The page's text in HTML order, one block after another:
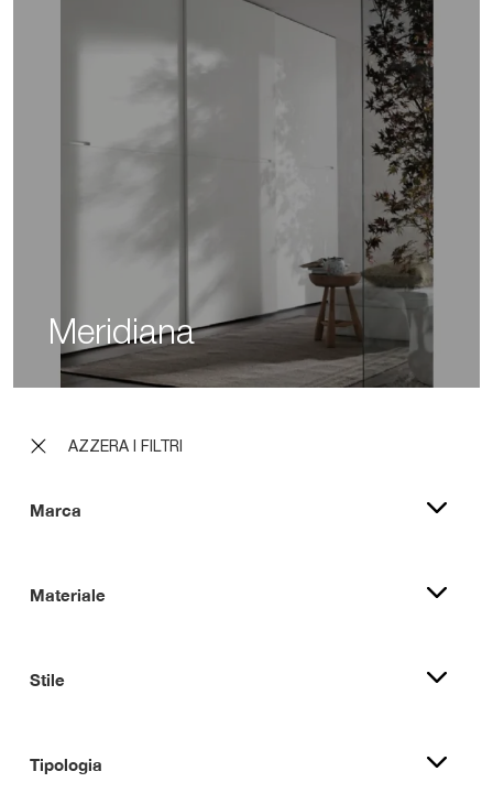
AZZERA I FILTRI
Marca
Materiale
Stile
Tipologia
Meridiana